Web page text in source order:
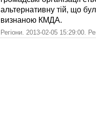
альтернативну тій, що
визнаною КМДА.
Регіони. 2013-02-05 15:29:00.